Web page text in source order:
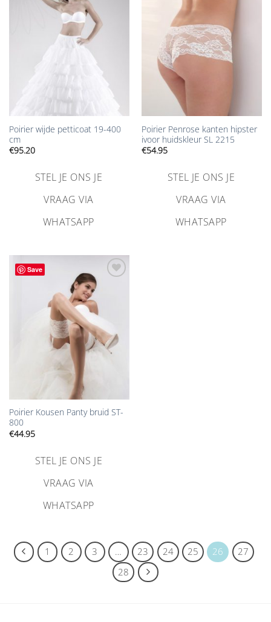
verlanglijst
toevoegen
Poirier wijde petticoat 19-400
cm
€95.20
STEL JE ONS JE
VRAAG VIA
WHATSAPP
Poirier Penrose kanten hipster
ivoor huidskleur SL 2215
€54.95
STEL JE ONS JE
VRAAG VIA
WHATSAPP
Save
verlanglijst
toevoegen
Poirier Kousen Panty bruid ST-
800
€44.95
STEL JE ONS JE
VRAAG VIA
WHATSAPP
1 2 3 … 23 24 25 26
27
28